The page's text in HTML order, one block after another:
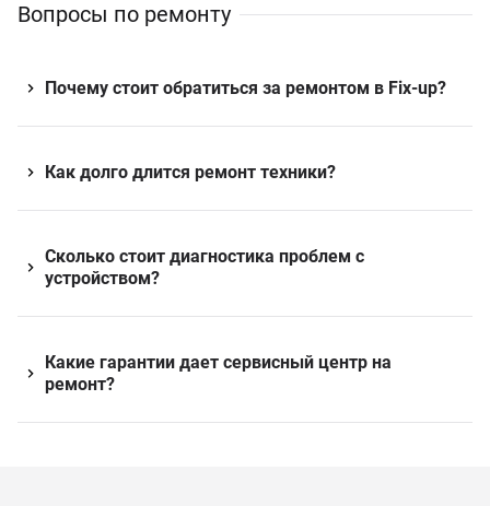
Вопросы по ремонту
Почему стоит обратиться за ремонтом в Fix-up?
Как долго длится ремонт техники?
Сколько стоит диагностика проблем с
устройством?
Какие гарантии дает сервисный центр на
ремонт?